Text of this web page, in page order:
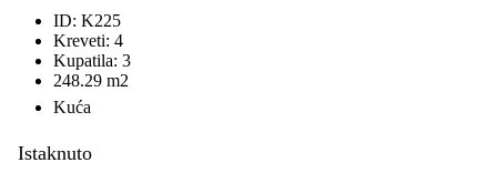
ID: K225
Kreveti: 4
Kupatila: 3
248.29 m2
Kuća
Istaknuto